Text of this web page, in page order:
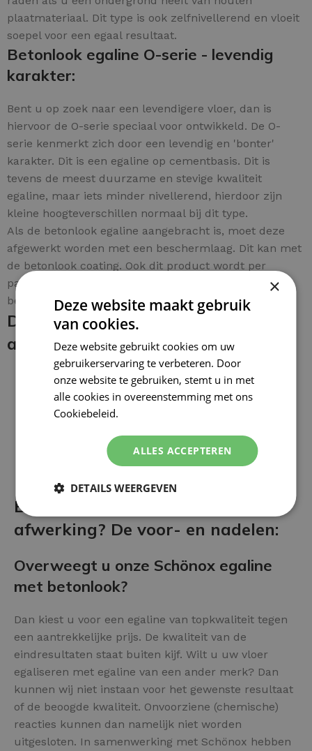
plaatmateriaal. Dit type is ook zelfnivellerend en vloeit
soepel voor een egaal resultaat.
Betonlook egaline O-serie - levendig
karakter:
Bent u op zoek naar een levendigere vloer, dan is
hiervoor de O-serie speciaal voor ontwikkeld. De O-
serie kenmerkt zich door een levendig en 'bonter'
karakter. Dit is een egaline op cementbasis. Dit is
tevens de meest duurzame en stevige kwaliteit
egaline, maar iets minder nivellerend, hierdoor zijn
kleine hoogteverschillen normaal bij dit type.
Als de betonlook egaline aangebracht is, moet deze
afgewerkt worden met een beschermlaag. Dit kan met
de betonlook coating. Ook dit product wordt per
pakket aangeboden en is eenvoudig per m² te
bestellen.
De betonlook egaline en coating
aanbrengen:
Betonlook Egaline als vloer
afwerking? De voor- en nadelen:
Overweegt u onze Schönox egaline
met betonlook?
Dan kiest u voor een egaline van topkwaliteit tegen
een aantrekkelijke prijs. De kwaliteit van de
eindresultaten staat buiten kijf. Wilt u uw vloer
egaliseren met egaline van een ander merk? Dan
kunnen wij niet instaan voor het gewenste resultaat
of de beoogde kwaliteit. Onvoorziene (chemische)
reacties kunnen dan namelijk niet worden
uitgesloten. In samenwerking met Schönox hebben
×
Deze website maakt gebruik
van cookies.
Deze website gebruikt cookies om uw
gebruikerservaring te verbeteren. Door
onze website te gebruiken, stemt u in met
alle cookies in overeenstemming met ons
Cookiebeleid.
ALLES ACCEPTEREN
DETAILS WEERGEVEN